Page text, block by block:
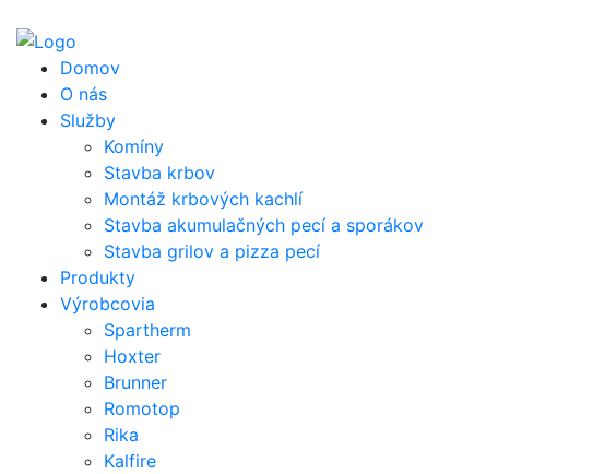
Domov
O nás
Služby
Komíny
Stavba krbov
Montáž krbových kachlí
Stavba akumulačných pecí a sporákov
Stavba grilov a pizza pecí
Produkty
Výrobcovia
Spartherm
Hoxter
Brunner
Romotop
Rika
Kalfire